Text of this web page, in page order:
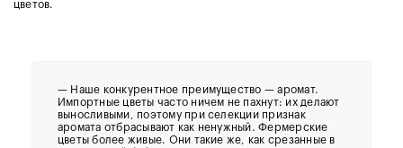
цветов.
— Наше конкурентное преимущество — аромат.
Импортные цветы часто ничем не пахнут: их делают
выносливыми, поэтому при селекции признак
аромата отбрасывают как ненужный. Фермерские
цветы более живые. Они такие же, как срезанные в